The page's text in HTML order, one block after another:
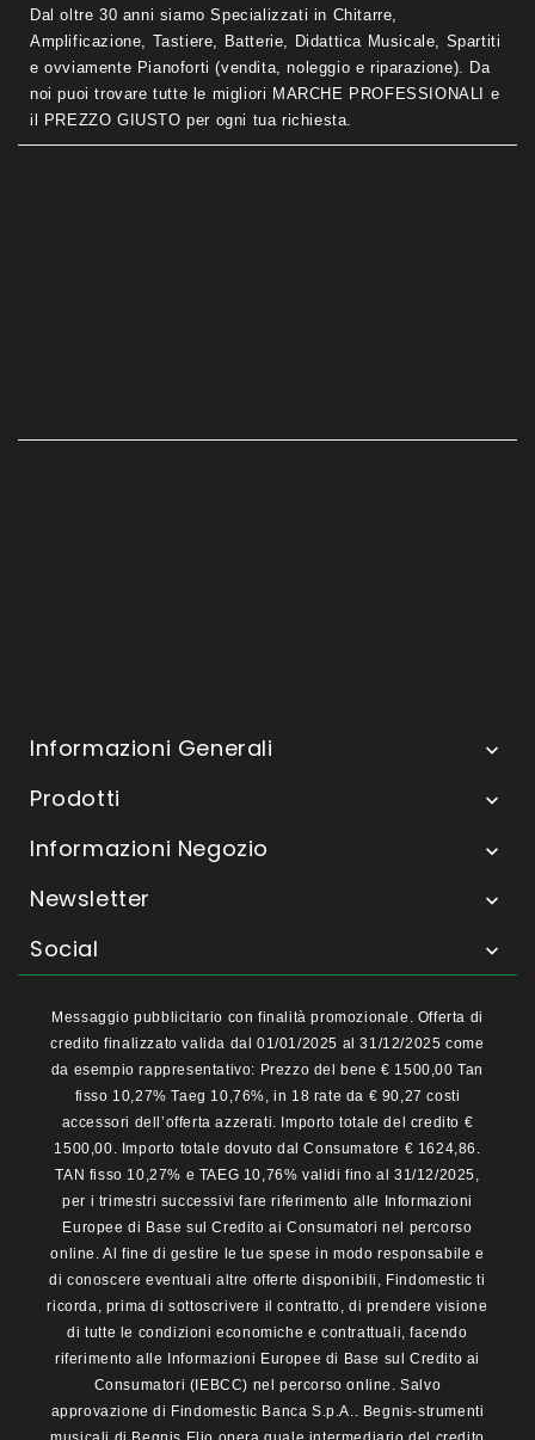
Dal oltre 30 anni siamo Specializzati in Chitarre,
Amplificazione, Tastiere, Batterie, Didattica Musicale, Spartiti
e ovviamente Pianoforti (vendita, noleggio e riparazione). Da
noi puoi trovare tutte le migliori MARCHE PROFESSIONALI e
il PREZZO GIUSTO per ogni tua richiesta.
Informazioni Generali 
Prodotti 
Informazioni Negozio 
Newsletter 
Social 
Messaggio pubblicitario con finalità promozionale. Offerta di
credito finalizzato valida dal 01/01/2025 al 31/12/2025 come
da esempio rappresentativo: Prezzo del bene € 1500,00 Tan
fisso 10,27% Taeg 10,76%, in 18 rate da € 90,27 costi
accessori dell’offerta azzerati. Importo totale del credito €
1500,00. Importo totale dovuto dal Consumatore € 1624,86.
TAN fisso 10,27% e TAEG 10,76% validi fino al 31/12/2025,
per i trimestri successivi fare riferimento alle Informazioni
Europee di Base sul Credito ai Consumatori nel percorso
online. Al fine di gestire le tue spese in modo responsabile e
di conoscere eventuali altre offerte disponibili, Findomestic ti
ricorda, prima di sottoscrivere il contratto, di prendere visione
di tutte le condizioni economiche e contrattuali, facendo
riferimento alle Informazioni Europee di Base sul Credito ai
Consumatori (IEBCC) nel percorso online. Salvo
approvazione di Findomestic Banca S.p.A.. Begnis-strumenti